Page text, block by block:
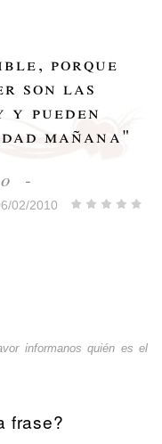
porque
son las
y pueden
mañana"
-
02/2010
informanos quién es el
frase?